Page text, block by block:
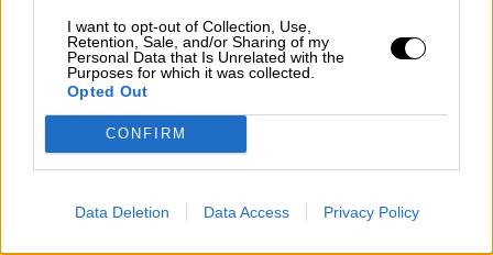
I want to opt-out of Collection, Use,
Retention, Sale, and/or Sharing of my
Personal Data that Is Unrelated with the
Purposes for which it was collected.
Opted Out
CONFIRM
Data Deletion Data Access Privacy Policy
El Gobierno adelanta la reunión con
los transportistas a este jueves para
precisar las ayudas al sector